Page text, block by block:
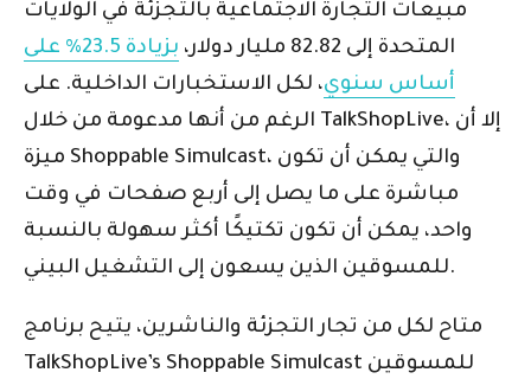
مبيعات التجارة الاجتماعية بالتجزئة في الولايات
المتحدة إلى 82.82 مليار دولار،
بزيادة 23.5% على
أساس سنوي، لكل الاستخبارات الداخلية. على
الرغم من أنها مدعومة من خلال TalkShopLive، إلا أن
ميزة Shoppable Simulcast، والتي يمكن أن تكون
مباشرة على ما يصل إلى أربع صفحات في وقت
واحد، يمكن أن تكون تكتيكًا أكثر سهولة بالنسبة
للمسوقين الذين يسعون إلى التشغيل البيني.
متاح لكل من تجار التجزئة والناشرين، يتيح برنامج
TalkShopLive’s Shoppable Simulcast للمسوقين